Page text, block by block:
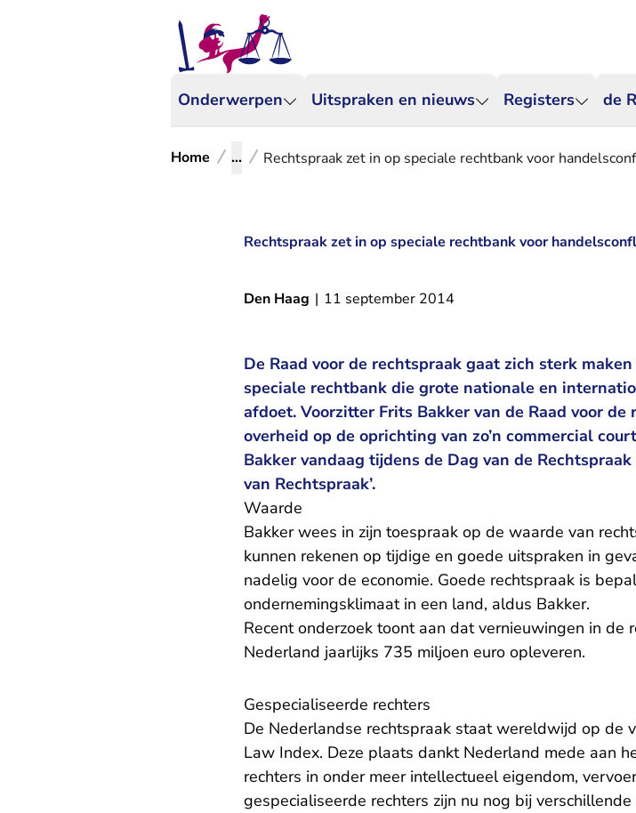
Onderwerpen Uitspraken en nieuws Registers de
Home ... Rechtspraak zet in op speciale rechtbank voor
Rechtspraak zet in op speciale rechtbank voor
Den Haag | 11 september 2014
De Raad voor de rechtspraak gaat zich sterk
speciale rechtbank die grote nationale en
afdoet. Voorzitter Frits Bakker van de Raad voor
overheid op de oprichting van zo’n commercial
Bakker vandaag tijdens de Dag van de
van Rechtspraak’.
Waarde
Bakker wees in zijn toespraak op de waarde van
kunnen rekenen op tijdige en goede uitspraken in
nadelig voor de economie. Goede rechtspraak is
ondernemingsklimaat in een land, aldus Bakker.
Recent onderzoek toont aan dat vernieuwingen in
Nederland jaarlijks 735 miljoen euro opleveren.
Gespecialiseerde rechters
De Nederlandse rechtspraak staat wereldwijd op de
Law Index. Deze plaats dankt Nederland mede aan
rechters in onder meer intellectueel eigendom,
gespecialiseerde rechters zijn nu nog bij